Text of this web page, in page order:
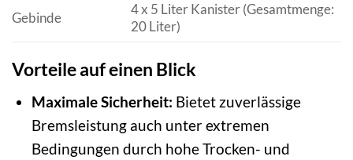
Gebinde
4 x 5 Liter Kanister (Gesamtmenge:
20 Liter)
Vorteile auf einen Blick
Maximale Sicherheit: Bietet zuverlässige
Bremsleistung auch unter extremen
Bedingungen durch hohe Trocken- und